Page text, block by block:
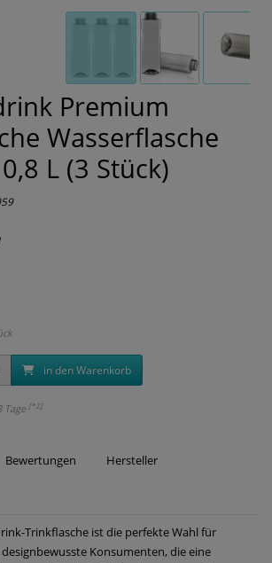
Premium
Wasserflasche
L (3 Stück)
in den Warenkorb
Tage [*2]
Bewertungen Hersteller
Trinkflasche ist die perfekte Wahl für
Konsumenten, die eine